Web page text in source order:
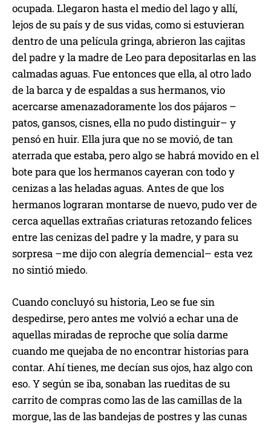
ocupada. Llegaron hasta el medio del lago y allí,
lejos de su país y de sus vidas, como si estuvieran
dentro de una película gringa, abrieron las cajitas
del padre y la madre de Leo para depositarlas en las
calmadas aguas. Fue entonces que ella, al otro lado
de la barca y de espaldas a sus hermanos, vio
acercarse amenazadoramente los dos pájaros –
patos, gansos, cisnes, ella no pudo distinguir– y
pensó en huir. Ella jura que no se movió, de tan
aterrada que estaba, pero algo se habrá movido en el
bote para que los hermanos cayeran con todo y
cenizas a las heladas aguas. Antes de que los
hermanos lograran montarse de nuevo, pudo ver de
cerca aquellas extrañas criaturas retozando felices
entre las cenizas del padre y la madre, y para su
sorpresa –me dijo con alegría demencial– esta vez
no sintió miedo.
Cuando concluyó su historia, Leo se fue sin
despedirse, pero antes me volvió a echar una de
aquellas miradas de reproche que solía darme
cuando me quejaba de no encontrar historias para
contar. Ahí tienes, me decían sus ojos, haz algo con
eso. Y según se iba, sonaban las rueditas de su
carrito de compras como las de las camillas de la
morgue, las de las bandejas de postres y las cunas